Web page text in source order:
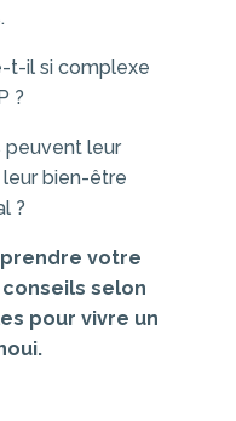
t-il si complexe
?
peuvent leur
leur bien-être
?
votre
selon
pour vivre un